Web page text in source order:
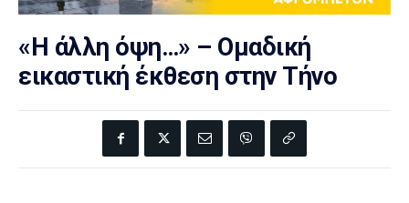
«Η άλλη όψη…» – Ομαδική
εικαστική έκθεση στην Τήνο